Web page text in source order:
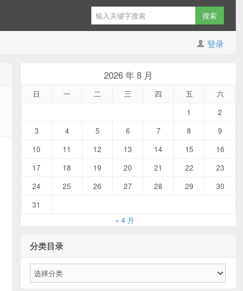
登录
2026 年 8 月
日 一 二 三 四 五
六
1
2
3
4 5 6 7 8
9
10
11 12 13 14 15
16
17
18 19 20 21 22
23
24
25 26 27 28 29
30
31
« 4 月
分类目录